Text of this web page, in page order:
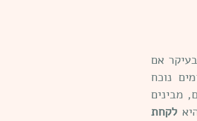
אם
נוכח
מבינים
לקחת